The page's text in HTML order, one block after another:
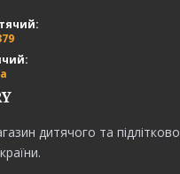
дитячого та